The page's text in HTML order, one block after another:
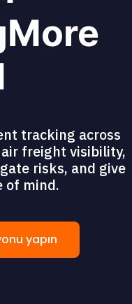
tracking across
freight visibility,
risks, and give
of mind.
yapın